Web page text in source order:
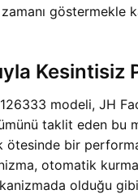
göstermekle
Kesintisiz
modeli, JH
taklit eden bu
bir
otomatik
olduğu gibi